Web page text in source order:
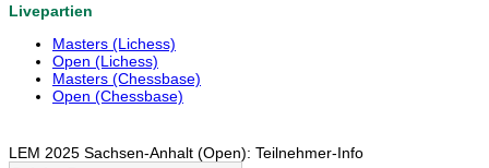
Livepartien
Masters (Lichess)
Open (Lichess)
Masters (Chessbase)
Open (Chessbase)
LEM 2025 Sachsen-Anhalt (Open): Teilnehmer-Info